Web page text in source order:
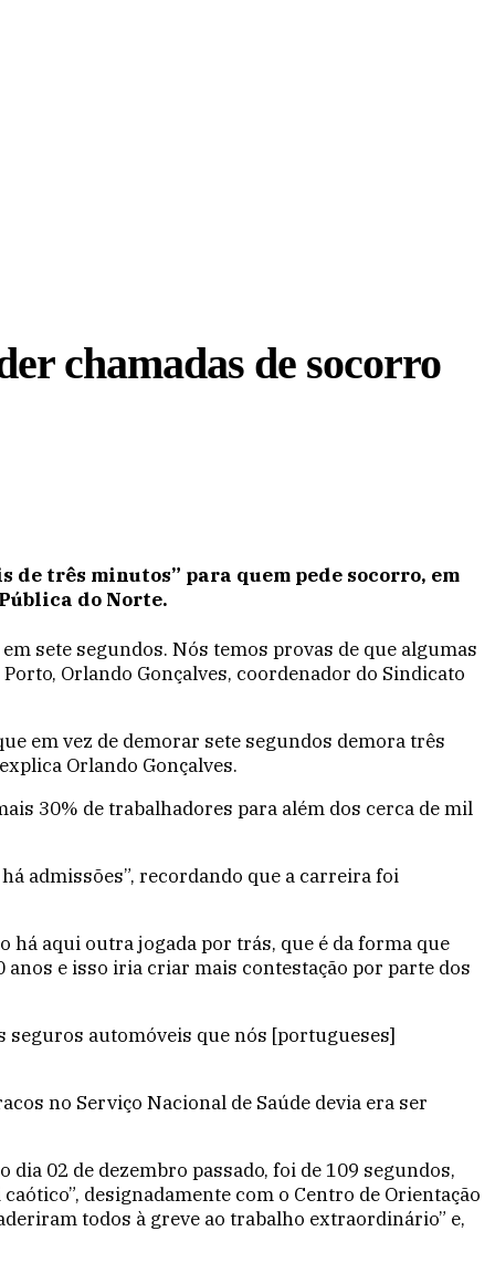
chamadas de socorro
três minutos” para quem pede socorro, em
do Norte.
sete segundos. Nós temos provas de que algumas
Orlando Gonçalves, coordenador do Sindicato
em vez de demorar sete segundos demora três
Orlando Gonçalves.
30% de trabalhadores para além dos cerca de mil
admissões”, recordando que a carreira foi
há aqui outra jogada por trás, que é da forma que
e isso iria criar mais contestação por parte dos
seguros automóveis que nós [portugueses]
no Serviço Nacional de Saúde devia era ser
02 de dezembro passado, foi de 109 segundos,
designadamente com o Centro de Orientação
todos à greve ao trabalho extraordinário” e,